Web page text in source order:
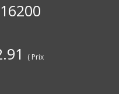
( Prix